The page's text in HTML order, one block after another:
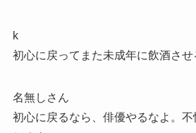
k
初心に戻ってまた未成年に飲酒させ
名無しさん
初心に戻るなら、俳優やるなよ。